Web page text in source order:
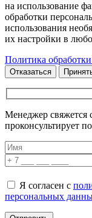
на использование
обработки
использования
их настройки в
Политика
Отказаться
Менеджер свяжется
проконсультирует
Я согласен с
персональных